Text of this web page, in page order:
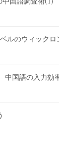
ルのウィックロ
中国語の入力効